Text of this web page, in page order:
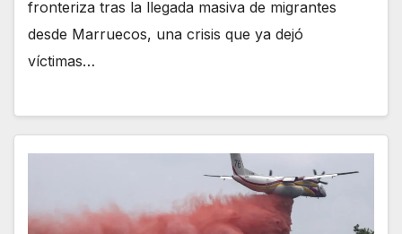
fronteriza tras la llegada masiva de migrantes
desde Marruecos, una crisis que ya dejó
víctimas…